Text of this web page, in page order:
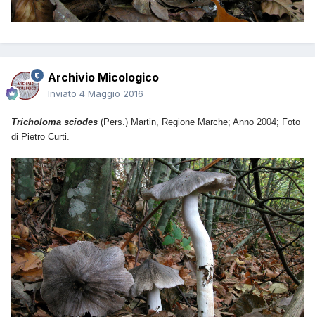
Archivio Micologico
Inviato 4 Maggio 2016
Tricholoma sciodes (Pers.) Martin, Regione Marche; Anno 2004; Foto
di Pietro Curti.